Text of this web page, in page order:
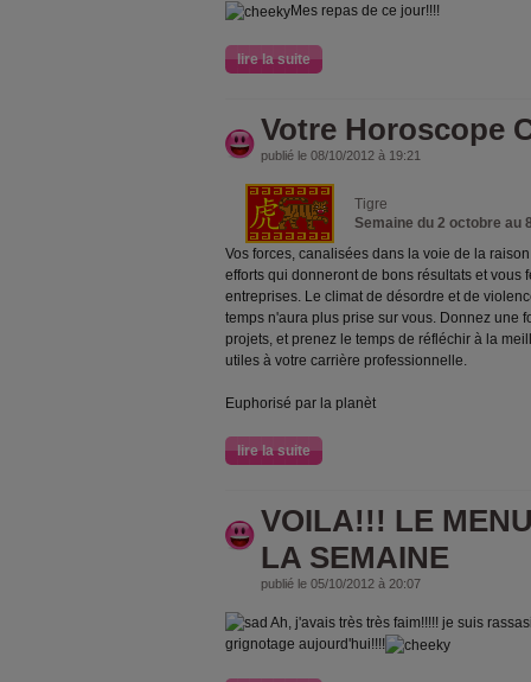
Mes repas de ce jour!!!!
lire la suite
Votre Horoscope
publié le 08/10/2012 à 19:21
Tigre
Semaine du 2 octobre au
Vos forces, canalisées dans la voie de la
efforts qui donneront de bons résultats et vous
entreprises. Le climat de désordre et de
temps n'aura plus prise sur vous. Donnez une
projets, et prenez le temps de réfléchir à la
utiles à votre carrière professionnelle.
Euphorisé par la planèt
lire la suite
VOILA!!! LE
LA SEMAINE
publié le 05/10/2012 à 20:07
Ah, j'avais très très faim!!!!! je suis
grignotage aujourd'hui!!!!